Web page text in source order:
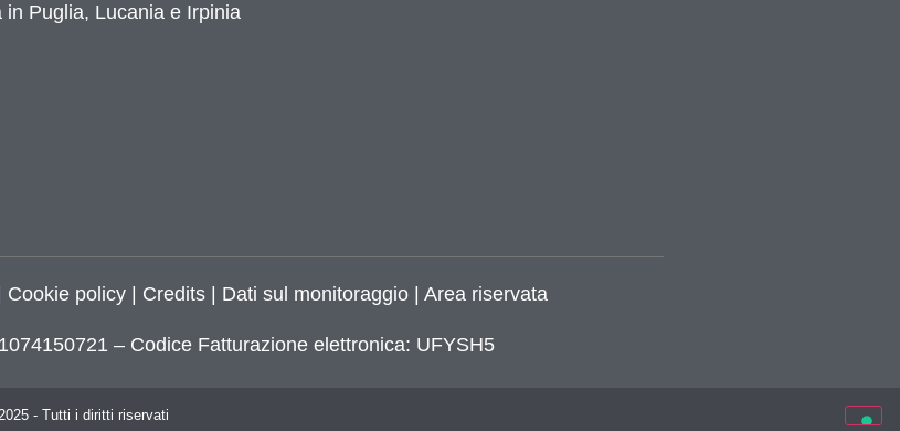
in Puglia, Lucania e Irpinia
Cookie policy| Credits| Dati sul monitoraggio | Area riservata
– Codice Fatturazione elettronica: UFYSH5
- Tutti i diritti riservati